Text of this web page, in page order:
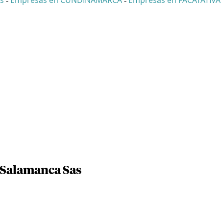
Sas